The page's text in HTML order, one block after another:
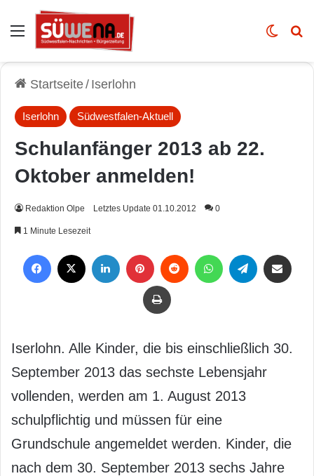
Auswahl Skin
Startseite/ Iserlohn
Iserlohn Südwestfalen-Aktuell
Schulanfänger 2013 ab 22.
Oktober anmelden!
Redaktion Olpe Letztes Update 01.10.2012 0
1 Minute Lesezeit
Drucken
Iserlohn. Alle Kinder, die bis einschließlich 30.
September 2013 das sechste Lebensjahr
vollenden, werden am 1. August 2013
schulpflichtig und müssen für eine
Grundschule angemeldet werden. Kinder, die
nach dem 30. September 2013 sechs Jahre